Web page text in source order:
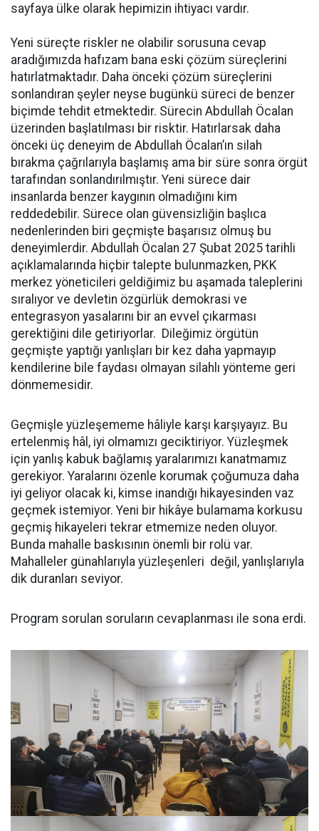
sayfaya ülke olarak hepimizin ihtiyacı vardır.
Yeni süreçte riskler ne olabilir sorusuna cevap
aradığımızda hafızam bana eski çözüm süreçlerini
hatırlatmaktadır. Daha önceki çözüm süreçlerini
sonlandıran şeyler neyse bugünkü süreci de benzer
biçimde tehdit etmektedir. Sürecin Abdullah Öcalan
üzerinden başlatılması bir risktir. Hatırlarsak daha
önceki üç deneyim de Abdullah Öcalan’ın silah
bırakma çağrılarıyla başlamış ama bir süre sonra örgüt
tarafından sonlandırılmıştır. Yeni sürece dair
insanlarda benzer kaygının olmadığını kim
reddedebilir. Sürece olan güvensizliğin başlıca
nedenlerinden biri geçmişte başarısız olmuş bu
deneyimlerdir. Abdullah Öcalan 27 Şubat 2025 tarihli
açıklamalarında hiçbir talepte bulunmazken, PKK
merkez yöneticileri geldiğimiz bu aşamada taleplerini
sıralıyor ve devletin özgürlük demokrasi ve
entegrasyon yasalarını bir an evvel çıkarması
gerektiğini dile getiriyorlar. Dileğimiz örgütün
geçmişte yaptığı yanlışları bir kez daha yapmayıp
kendilerine bile faydası olmayan silahlı yönteme geri
dönmemesidir.
Geçmişle yüzleşememe hâliyle karşı karşıyayız. Bu
ertelenmiş hâl, iyi olmamızı geciktiriyor. Yüzleşmek
için yanlış kabuk bağlamış yaralarımızı kanatmamız
gerekiyor. Yaralarını özenle korumak çoğumuza daha
iyi geliyor olacak ki, kimse inandığı hikayesinden vaz
geçmek istemiyor. Yeni bir hikâye bulamama korkusu
geçmiş hikayeleri tekrar etmemize neden oluyor.
Bunda mahalle baskısının önemli bir rolü var.
Mahalleler günahlarıyla yüzleşenleri değil, yanlışlarıyla
dik duranları seviyor.
Program sorulan soruların cevaplanması ile sona erdi.